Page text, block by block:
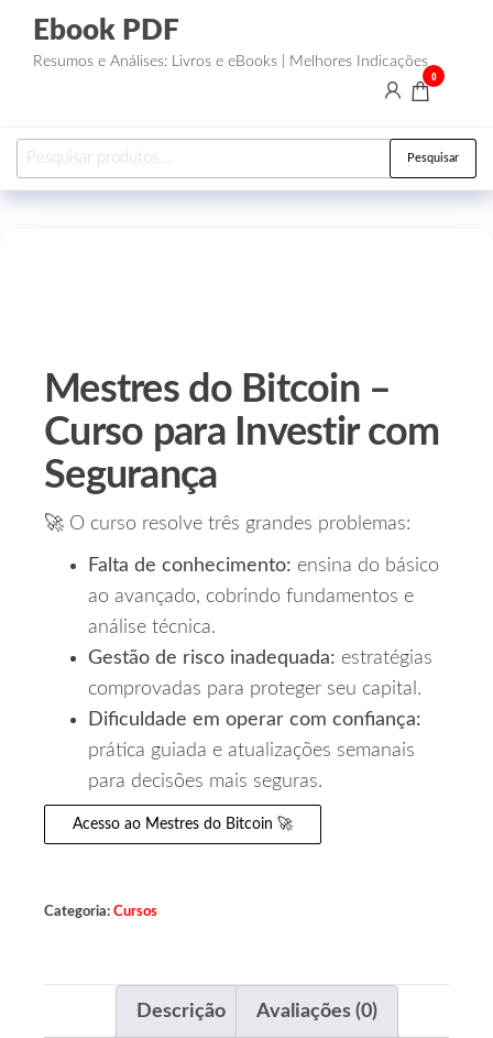
Ebook PDF
Resumos e Análises: Livros e eBooks | Melhores Indicações
0
Pesquisar
Mestres do Bitcoin –
Curso para Investir com
Segurança
🚀 O curso resolve três grandes problemas:
Falta de conhecimento: ensina do básico
ao avançado, cobrindo fundamentos e
análise técnica.
Gestão de risco inadequada: estratégias
comprovadas para proteger seu capital.
Dificuldade em operar com confiança:
prática guiada e atualizações semanais
para decisões mais seguras.
Acesso ao Mestres do Bitcoin 🚀
Categoria: Cursos
Descrição Avaliações (0)